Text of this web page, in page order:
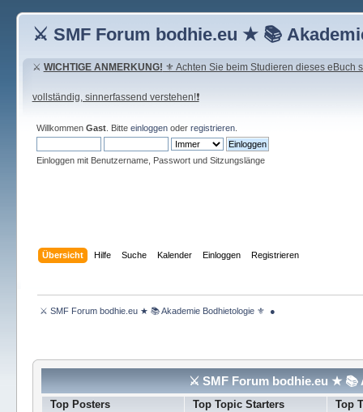
⚔ SMF Forum bodhie.eu ★ 📚
⚔ WICHTIGE ANMERKUNG! ⚜ Achten Sie beim Studieren dieses eBuch
vollständig, sinnerfassend verstehen!❗
Willkommen Gast. Bitte einloggenoder registrieren.
Einloggen mit Benutzername, Passwort und Sitzungslänge
Übersicht Hilfe Suche Kalender Einloggen Registrieren
⚔ SMF Forum bodhie.eu ★ 📚 Akademie Bodhietologie ⚜  ●
⚔ SMF Forum bodhie.eu ★ 📚
Top Posters Top Topic Starters Top